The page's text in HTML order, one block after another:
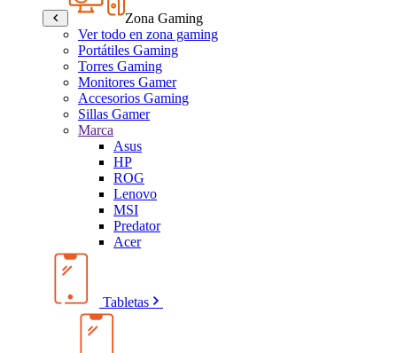
Zona Gaming
Ver todo en zona gaming
Portátiles Gaming
Torres Gaming
Monitores Gamer
Accesorios Gaming
Sillas Gamer
Marca
Asus
HP
ROG
Lenovo
MSI
Predator
Acer
Tabletas